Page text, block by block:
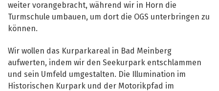
weiter vorangebracht, während wir in Horn die
Turmschule umbauen, um dort die OGS unterbringen zu
können.
Wir wollen das Kurparkareal in Bad Meinberg
aufwerten, indem wir den Seekurpark entschlammen
und sein Umfeld umgestalten. Die Illumination im
Historischen Kurpark und der Motorikpfad im